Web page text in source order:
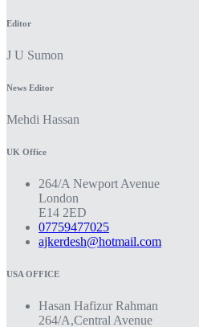
Editor
J U Sumon
News Editor
Mehdi Hassan
UK Office
264/A Newport Avenue
London
E14 2ED
07759477025
ajkerdesh@hotmail.com
USA OFFICE
Hasan Hafizur Rahman
264/A,Central Avenue